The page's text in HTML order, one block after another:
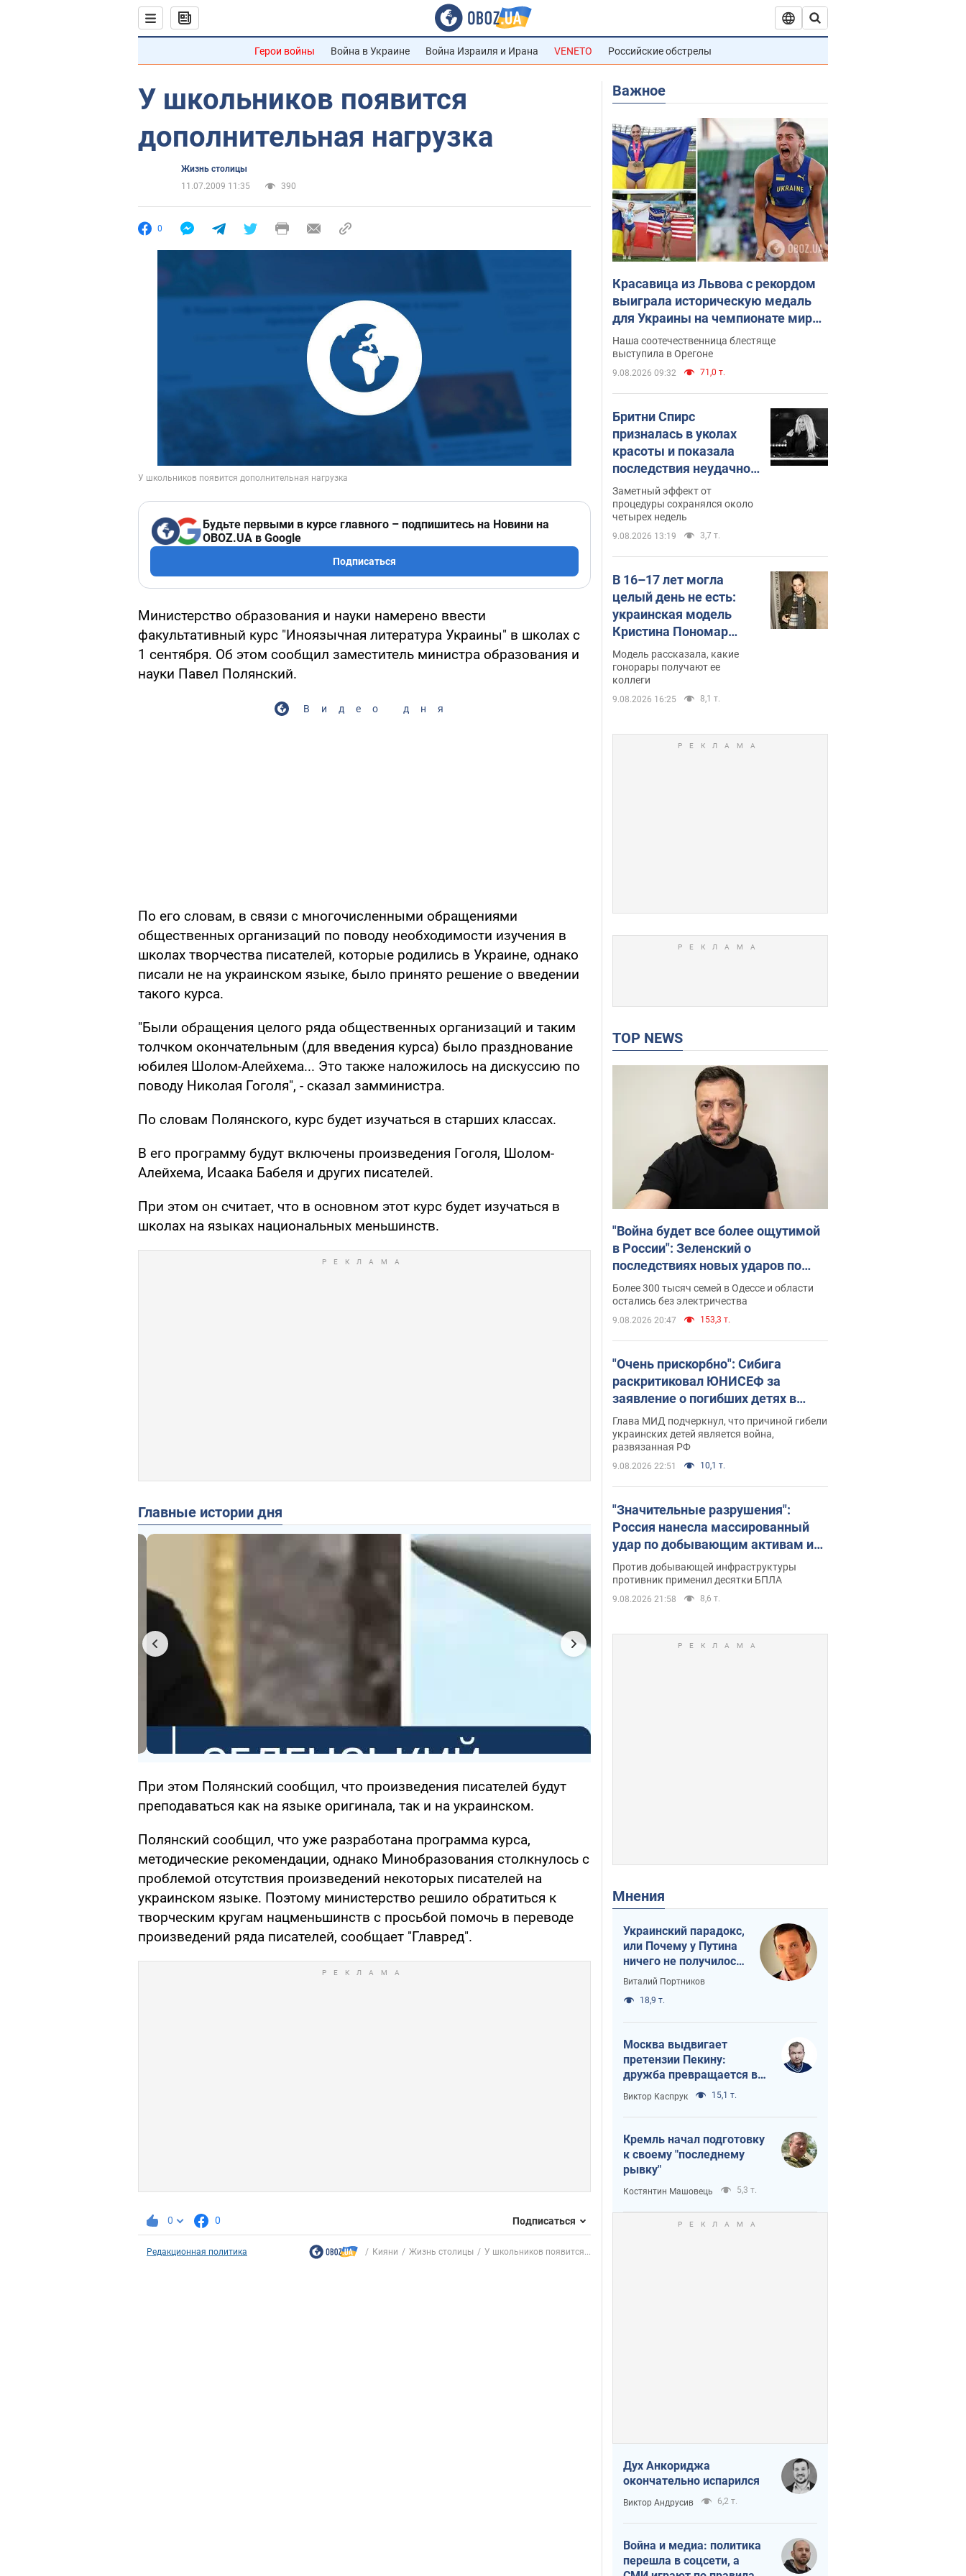
Герои войны Война в Украине Война Израиля и Ирана VENETO Российские обстрелы
У школьников появится
дополнительная нагрузка
Жизнь столицы
11.07.2009 11:35
390
0
Будьте первыми в курсе главного – подпишитесь на Новини на
OBOZ.UA в Google
Подписаться
Министерство образования и науки намерено ввести
факультативный курс "Иноязычная литература Украины" в школах с
1 сентября. Об этом сообщил заместитель министра образования и
науки Павел Полянский.
Видео дня
По его словам, в связи с многочисленными обращениями
общественных организаций по поводу необходимости изучения в
школах творчества писателей, которые родились в Украине, однако
писали не на украинском языке, было принято решение о введении
такого курса.
"Были обращения целого ряда общественных организаций и таким
толчком окончательным (для введения курса) было празднование
юбилея Шолом-Алейхема... Это также наложилось на дискуссию по
поводу Николая Гоголя", - сказал замминистра.
По словам Полянского, курс будет изучаться в старших классах.
В его программу будут включены произведения Гоголя, Шолом-
Алейхема, Исаака Бабеля и других писателей.
При этом он считает, что в основном этот курс будет изучаться в
школах на языках национальных меньшинств.
Главные истории дня
При этом Полянский сообщил, что произведения писателей будут
преподаваться как на языке оригинала, так и на украинском.
Полянский сообщил, что уже разработана программа курса,
методические рекомендации, однако Минобразования столкнулось с
проблемой отсутствия произведений некоторых писателей на
украинском языке. Поэтому министерство решило обратиться к
творческим кругам нацменьшинств с просьбой помочь в переводе
произведений ряда писателей, сообщает "Главред".
0 0 Подписаться
Редакционная политика Кияни Жизнь столицы У школьников появится...
Важное
Красавица из Львова с рекордом
выиграла историческую медаль
для Украины на чемпионате мира
по легкой атлетике U20. Видео
Наша соотечественница блестяще
выступила в Орегоне
9.08.2026 09:32 71,0 т.
Бритни Спирс
призналась в уколах
красоты и показала
последствия неудачной
косметологии: ходила
так почти месяц
Заметный эффект от
процедуры сохранялся около
четырех недель
9.08.2026 13:19 3,7 т.
В 16–17 лет могла
целый день не есть:
украинская модель
Кристина Пономар
рассказала о страшной
стороне модельной
карьеры
Модель рассказала, какие
гонорары получают ее
коллеги
9.08.2026 16:25 8,1 т.
TOP NEWS
"Война будет все более ощутимой
в России": Зеленский о
последствиях новых ударов по
Украине, важных отчетах и атаках
на объекты противника. Видео
Более 300 тысяч семей в Одессе и области
остались без электричества
9.08.2026 20:47 153,3 т.
"Очень прискорбно": Сибига
раскритиковал ЮНИСЕФ за
заявление о погибших детях в
Украине
Глава МИД подчеркнул, что причиной гибели
украинских детей является война,
развязанная РФ
9.08.2026 22:51 10,1 т.
"Значительные разрушения":
Россия нанесла массированный
удар по добывающим активам и
буровой площадке "Укрнафты"
Против добывающей инфраструктуры
противник применил десятки БПЛА
9.08.2026 21:58 8,6 т.
Мнения
Украинский парадокс,
или Почему у Путина
ничего не получилось
с Украиной
Виталий Портников
18,9 т.
Москва выдвигает
претензии Пекину:
дружба превращается в
зависимость России от
Китая
Виктор Каспрук 15,1 т.
Кремль начал подготовку
к своему "последнему
рывку"
Костянтин Машовець 5,3 т.
Дух Анкориджа
окончательно испарился
Виктор Андрусив 6,2 т.
Война и медиа: политика
перешла в соцсети, а